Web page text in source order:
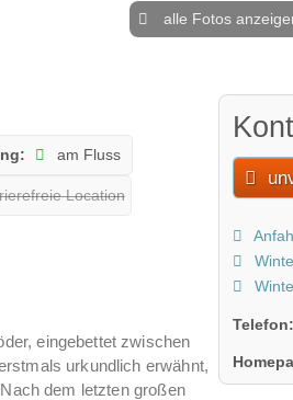
alle Fotos
am Fluss
Location
eingebettet zwischen
urkundlich erwähnt,
dem letzten großen